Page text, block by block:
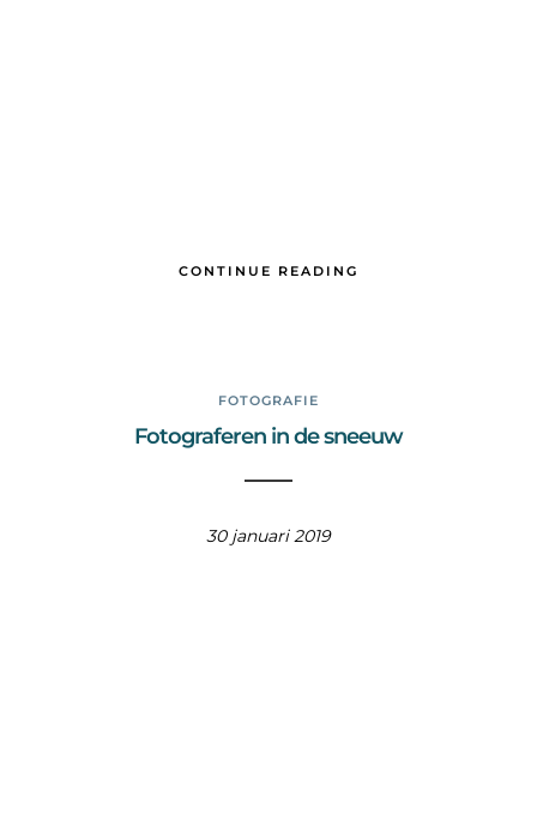
CONTINUE READING
FOTOGRAFIE
Fotograferen in de sneeuw
30 januari 2019